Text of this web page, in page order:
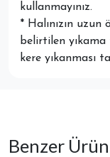
kullanmayınız.
* Halınızın
belirtilen
kere yıkanması
Benzer